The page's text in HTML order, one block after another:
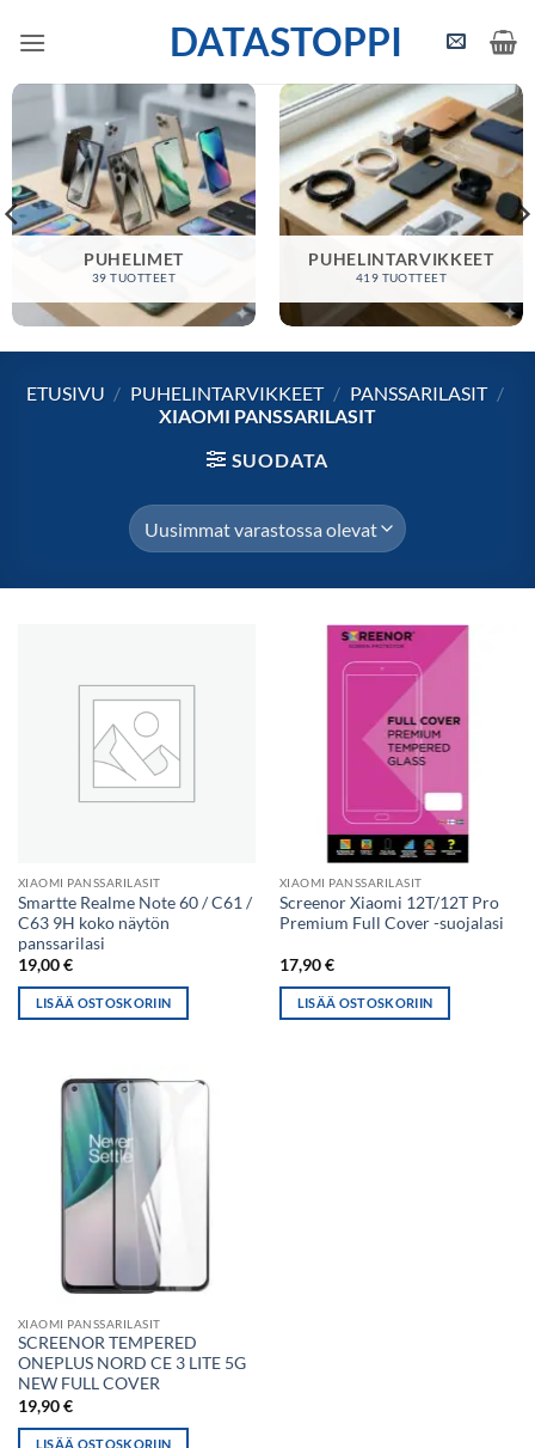
DATASTOPPI
PUHELIMET
39 TUOTTEET
PUHELINTARVIKKEET
419 TUOTTEET
ETUSIVU / PUHELINTARVIKKEET / PANSSARILASIT /
XIAOMI PANSSARILASIT
SUODATA
XIAOMI PANSSARILASIT
Smartte Realme Note 60 / C61 /
C63 9H koko näytön
panssarilasi
19,00€
LISÄÄ OSTOSKORIIN
XIAOMI PANSSARILASIT
Screenor Xiaomi 12T/12T Pro
Premium Full Cover -suojalasi
17,90€
LISÄÄ OSTOSKORIIN
XIAOMI PANSSARILASIT
SCREENOR TEMPERED
ONEPLUS NORD CE 3 LITE 5G
NEW FULL COVER
19,90€
LISÄÄ OSTOSKORIIN